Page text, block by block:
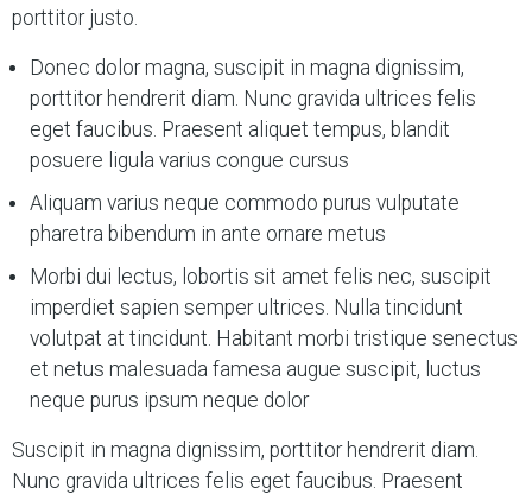
porttitor justo.
Donec dolor magna, suscipit in magna dignissim,
porttitor hendrerit diam. Nunc gravida ultrices felis
eget faucibus. Praesent aliquet tempus, blandit
posuere ligula varius congue cursus
Aliquam varius neque commodo purus vulputate
pharetra bibendum in ante ornare metus
Morbi dui lectus, lobortis sit amet felis nec, suscipit
imperdiet sapien semper ultrices. Nulla tincidunt
volutpat at tincidunt. Habitant morbi tristique senectus
et netus malesuada famesa augue suscipit, luctus
neque purus ipsum neque dolor
Suscipit in magna dignissim, porttitor hendrerit diam.
Nunc gravida ultrices felis eget faucibus. Praesent